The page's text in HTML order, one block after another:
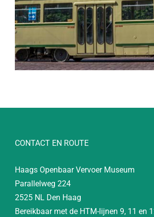
CONTACT EN ROUTE
Haags Openbaar Vervoer Museum
Parallelweg 224
2525 NL Den Haag
Bereikbaar met de HTM-lijnen 9, 11 en